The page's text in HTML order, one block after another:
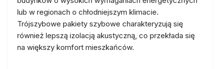
lub w regionach o chłodniejszym klimacie.
Trójszybowe pakiety szybowe charakteryzują się
również lepszą izolacją akustyczną, co przekłada się
na większy komfort mieszkańców.